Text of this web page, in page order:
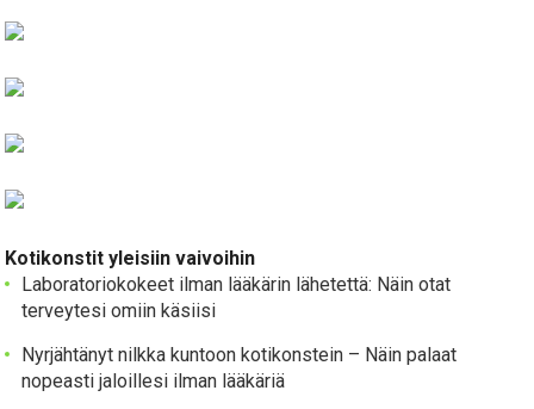
Kotikonstit yleisiin vaivoihin
Laboratoriokokeet ilman lääkärin lähetettä: Näin otat
terveytesi omiin käsiisi
Nyrjähtänyt nilkka kuntoon kotikonstein – Näin palaat
nopeasti jaloillesi ilman lääkäriä